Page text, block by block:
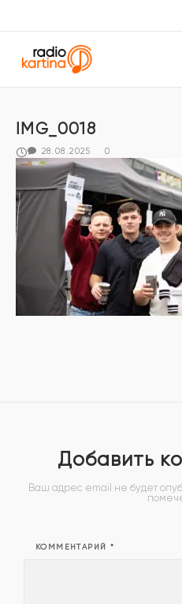
IMG_0018
28.08.2025 0
Добавить
Ваш адрес email не будет
КОММЕНТАРИЙ *